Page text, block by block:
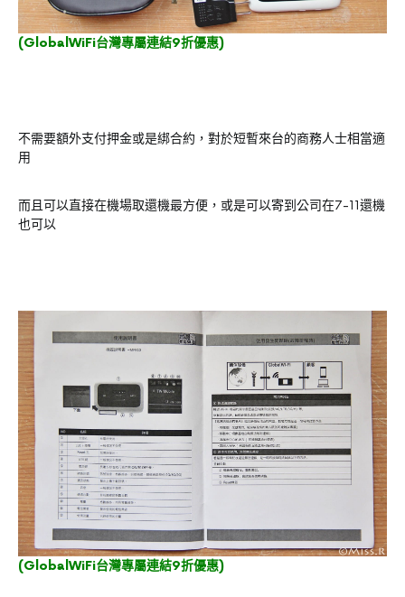
(GlobalWiFi台灣專屬連結9折優惠)
不需要額外支付押金或是綁合約，對於短暫來台的商務人士相當適
用
而且可以直接在機場取還機最方便，或是可以寄到公司在7-11還機
也可以
(GlobalWiFi台灣專屬連結9折優惠)